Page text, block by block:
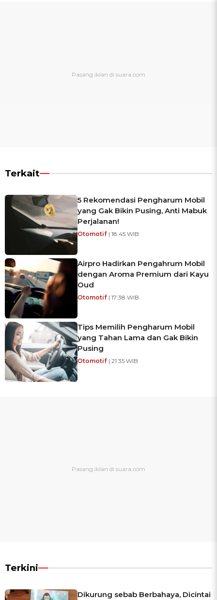
Terkait
5 Rekomendasi Pengharum Mobil
yang Gak Bikin Pusing, Anti Mabuk
Perjalanan!
Otomotif | 18:45 WIB
Airpro Hadirkan Pengahrum Mobil
dengan Aroma Premium dari Kayu
Oud
Otomotif | 17:38 WIB
Tips Memilih Pengharum Mobil
yang Tahan Lama dan Gak Bikin
Pusing
Otomotif | 21:35 WIB
Terkini
Dikurung sebab Berbahaya, Dicintai